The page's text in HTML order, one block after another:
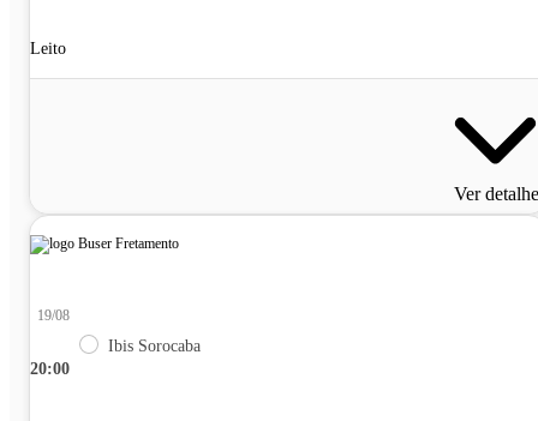
Leito
Ver
20:00
19/08
Ibis Sorocaba